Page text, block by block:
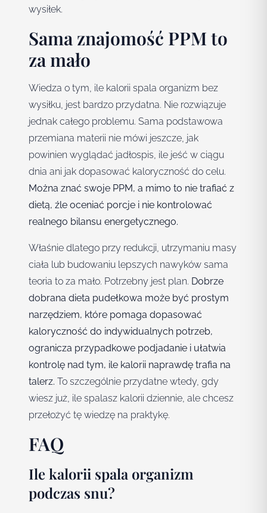
wysiłek.
Sama znajomość PPM to
za mało
Wiedza o tym, ile kalorii spala organizm bez
wysiłku, jest bardzo przydatna. Nie rozwiązuje
jednak całego problemu. Sama podstawowa
przemiana materii nie mówi jeszcze, jak
powinien wyglądać jadłospis, ile jeść w ciągu
dnia ani jak dopasować kaloryczność do celu.
Można znać swoje PPM, a mimo to nie trafiać z
dietą, źle oceniać porcje i nie kontrolować
realnego bilansu energetycznego.
Właśnie dlatego przy redukcji, utrzymaniu masy
ciała lub budowaniu lepszych nawyków sama
teoria to za mało. Potrzebny jest plan. Dobrze
dobrana dieta pudełkowa może być prostym
narzędziem, które pomaga dopasować
kaloryczność do indywidualnych potrzeb,
ogranicza przypadkowe podjadanie i ułatwia
kontrolę nad tym, ile kalorii naprawdę trafia na
talerz. To szczególnie przydatne wtedy, gdy
wiesz już, ile spalasz kalorii dziennie, ale chcesz
przełożyć tę wiedzę na praktykę.
FAQ
Ile kalorii spala organizm
podczas snu?